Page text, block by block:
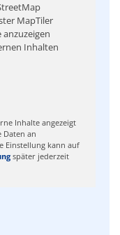
MapTiler
Inhalten
Inhalte angezeigt
Daten an
Einstellung kann auf
später jederzeit